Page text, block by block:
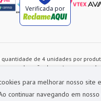
para melhorar nosso site
continuar navegando em
Verificada por
quantidade de 4 unidades por
com a duração dos estoques,
instante sem prévia
não restando nenhuma